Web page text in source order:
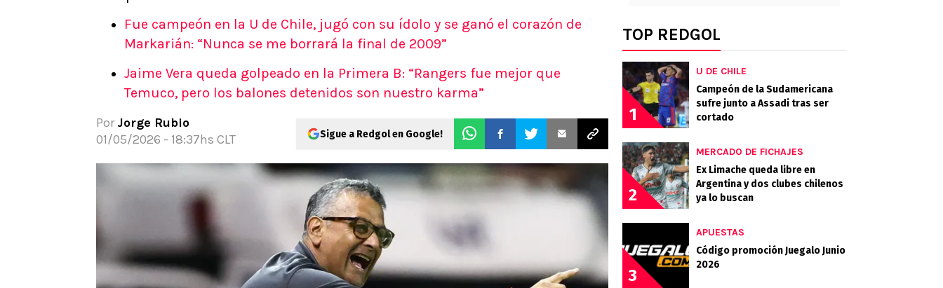
Apuestas Mundial 2026
Fue campeón en la U de Chile, jugó con su ídolo y se ganó el corazón de
Markarián: “Nunca se me borrará la final de 2009”
Jaime Vera queda golpeado en la Primera B: “Rangers fue mejor que
Temuco, pero los balones detenidos son nuestro karma”
Por Jorge Rubio
01/05/2026 - 18:37hs CLT
Sigue a Redgol en Google!
TOP REDGOL
1
U DE CHILE
Campeón de la Sudamericana
sufre junto a Assadi tras ser
cortado
2
MERCADO DE FICHAJES
Ex Limache queda libre en
Argentina y dos clubes chilenos
ya lo buscan
3
APUESTAS
Código promoción Juegalo Junio
2026